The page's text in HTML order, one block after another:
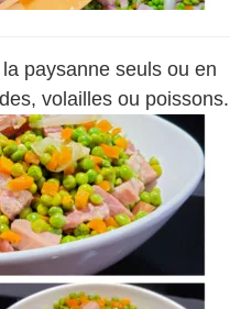
paysanne seuls ou en
volailles ou poissons.